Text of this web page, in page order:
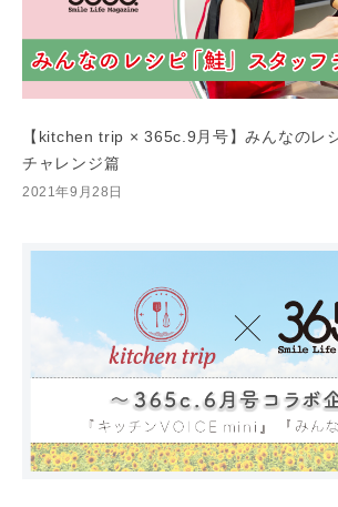
【kitchen trip × 365c.9月号】みんなのレ
チャレンジ篇
2021年9月28日